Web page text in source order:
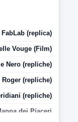
FabLab (replica)
Vouge (Film)
Nero (repliche)
(repliche)
(repliche)
dei Piaceri